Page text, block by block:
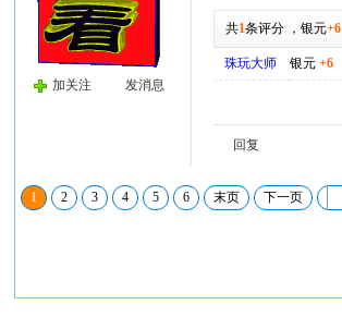
加关注 发消息
共1条评分 ，银元+6
珠玩大师 银元+6
回复
1 2 3 4 5 6 末页 下一页